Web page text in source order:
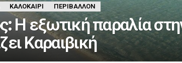
ΚΑΛΟΚΑΊΡΙ ΠΕΡΙΒΆΛΛΟΝ
Η εξωτική παραλία
Καραιβική